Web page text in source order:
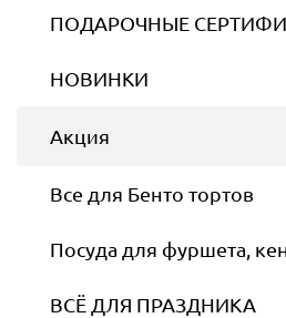
ПОДАРОЧНЫЕ
НОВИНКИ
Акция
Все для Бенто тортов
Посуда для фуршета,
ВСЁ ДЛЯ ПРАЗДНИКА